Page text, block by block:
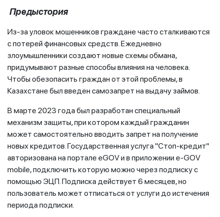
Предыстория
Из-за уловок мошенников граждане часто сталкиваются
с потерей финансовых средств. Ежедневно
злоумышленники создают новые схемы обмана,
придумывают разные способы влияния на человека.
Чтобы обезопасить граждан от этой проблемы, в
Казахстане был введен самозапрет на выдачу займов.
В марте 2023 года был разработан специальный
механизм защиты, при котором каждый гражданин
может самостоятельно вводить запрет на получение
новых кредитов. Государственная услуга "Стоп-кредит"
авторизована на портале eGOV и в приложении е-GOV
mobile, подключить которую можно через подписку с
помощью ЭЦП. Подписка действует 6 месяцев, но
пользователь может отписаться от услуги до истечения
периода подписки.